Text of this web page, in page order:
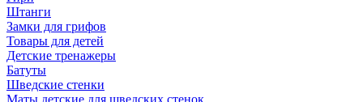
Штанги
Замки для грифов
Товары для детей
Детские тренажеры
Батуты
Шведские стенки
Маты детские для шведских стенок